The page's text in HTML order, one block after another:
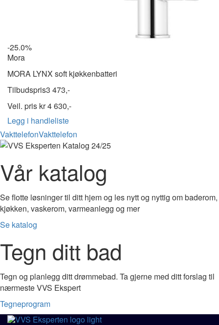
-25.0%
Mora
MORA LYNX soft kjøkkenbatteri
Tilbudspris3 473,-
Veil. pris kr4 630,-
Legg i handleliste
VakttelefonVakttelefon
Vår katalog
Se flotte løsninger til ditt hjem og les nytt og nyttig om baderom,
kjøkken, vaskerom, varmeanlegg og mer
Se katalog
Tegn ditt bad
Tegn og planlegg ditt drømmebad. Ta gjerne med ditt forslag til
nærmeste VVS Ekspert
Tegneprogram